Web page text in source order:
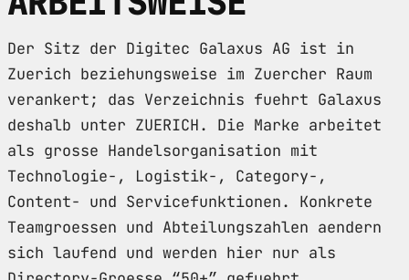
Der Sitz der Digitec Galaxus AG ist in
Zuerich beziehungsweise im Zuercher Raum
verankert; das Verzeichnis fuehrt Galaxus
deshalb unter ZUERICH. Die Marke arbeitet
als grosse Handelsorganisation mit
Technologie-, Logistik-, Category-,
Content- und Servicefunktionen. Konkrete
Teamgroessen und Abteilungszahlen aendern
sich laufend und werden hier nur als